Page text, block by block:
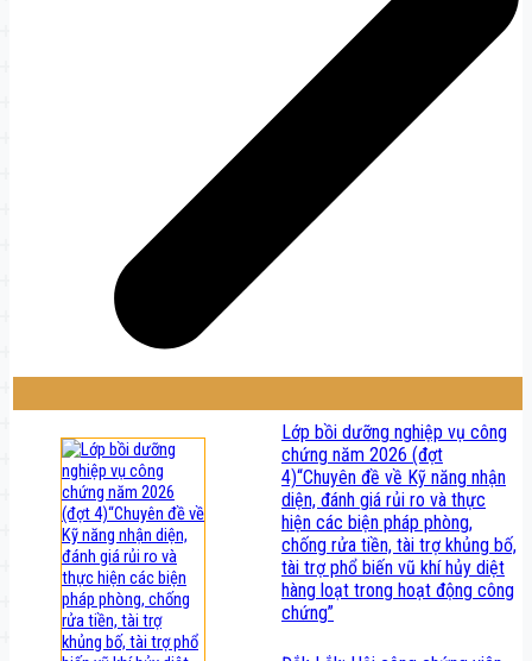
Lớp bồi dưỡng nghiệp vụ công
chứng năm 2026 (đợt
4)“Chuyên đề về Kỹ năng nhận
diện, đánh giá rủi ro và thực
hiện các biện pháp phòng,
chống rửa tiền, tài trợ khủng bố,
tài trợ phổ biến vũ khí hủy diệt
hàng loạt trong hoạt động công
chứng”